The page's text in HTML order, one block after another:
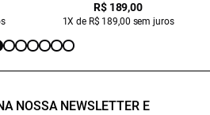
R$ 189,00
1X de R$ 189,00 sem juros
NOSSA NEWSLETTER E